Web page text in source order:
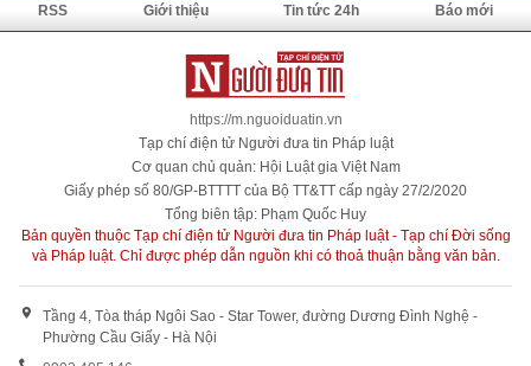
RSS Giới thiệu Tin tức 24h Báo mới
https://m.nguoiduatin.vn
Tạp chí điện tử Người đưa tin Pháp luật
Cơ quan chủ quản: Hội Luật gia Việt Nam
Giấy phép số 80/GP-BTTTT của Bộ TT&TT cấp ngày 27/2/2020
Tổng biên tập: Phạm Quốc Huy
Bản quyền thuộc Tạp chí điện tử Người đưa tin Pháp luật - Tạp chí Đời sống
và Pháp luật. Chỉ được phép dẫn nguồn khi có thoả thuận bằng văn bản.
Tầng 4, Tòa tháp Ngôi Sao - Star Tower, đường Dương Đình Nghệ -
Phường Cầu Giấy - Hà Nội